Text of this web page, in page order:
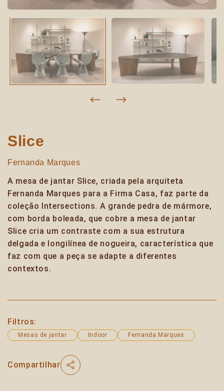
Slice
Fernanda Marques
A mesa de jantar Slice, criada pela arquiteta
Fernanda Marques para a Firma Casa, faz parte da
coleção Intersections. A grande pedra de mármore,
com borda boleada, que cobre a mesa de jantar
Slice cria um contraste com a sua estrutura
delgada e longilínea de nogueira, característica que
faz com que a peça se adapte a diferentes
contextos.
Filtros:
Mesas de jantar Indoor Fernanda Marques
Compartilhar